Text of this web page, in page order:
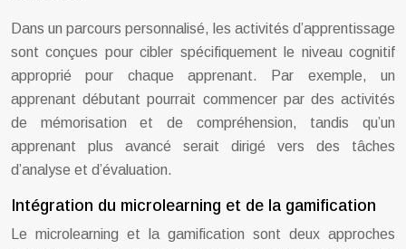
Dans un parcours personnalisé, les activités d’apprentissage
sont conçues pour cibler spécifiquement le niveau cognitif
approprié pour chaque apprenant. Par exemple, un
apprenant débutant pourrait commencer par des activités
de mémorisation et de compréhension, tandis qu’un
apprenant plus avancé serait dirigé vers des tâches
d’analyse et d’évaluation.
Intégration du microlearning et de la gamification
Le microlearning et la gamification sont deux approches